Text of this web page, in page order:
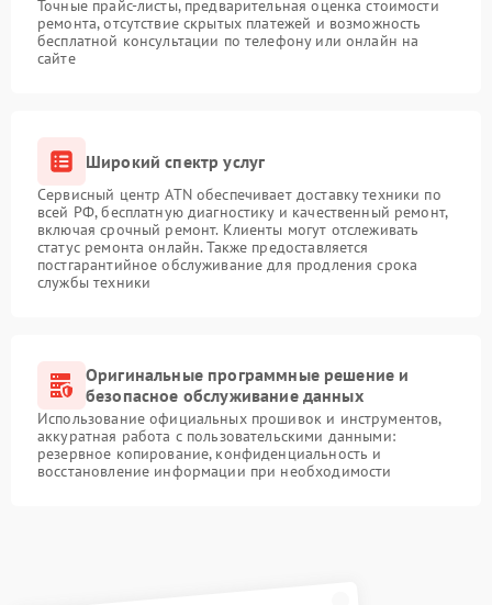
Точные прайс-листы, предварительная оценка стоимости
ремонта, отсутствие скрытых платежей и возможность
бесплатной консультации по телефону или онлайн на
сайте
Широкий спектр услуг
Сервисный центр ATN обеспечивает доставку техники по
всей РФ, бесплатную диагностику и качественный ремонт,
включая срочный ремонт. Клиенты могут отслеживать
статус ремонта онлайн. Также предоставляется
постгарантийное обслуживание для продления срока
службы техники
Оригинальные программные решение и
безопасное обслуживание данных
Использование официальных прошивок и инструментов,
аккуратная работа с пользовательскими данными:
резервное копирование, конфиденциальность и
восстановление информации при необходимости